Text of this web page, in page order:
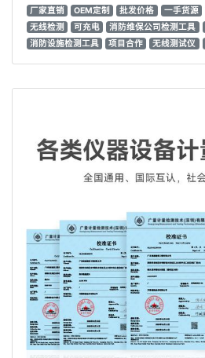
厂家直销
OEM定制 批发价格 一手货源
无线检测
可充电 消防维保公司检测工具
消防设施检测工具
项目合作 无线测试仪